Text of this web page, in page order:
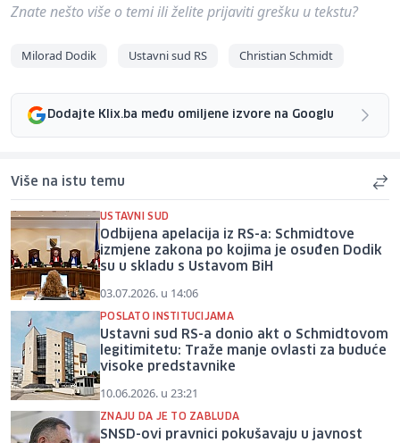
Znate nešto više o temi ili želite prijaviti grešku u tekstu?
Milorad Dodik Ustavni sud RS Christian Schmidt
Dodajte Klix.ba među omiljene izvore na Googlu
Više na istu temu
USTAVNI SUD
Odbijena apelacija iz RS-a: Schmidtove
izmjene zakona po kojima je osuđen Dodik
su u skladu s Ustavom BiH
03.07.2026. u 14:06
POSLATO INSTITUCIJAMA
Ustavni sud RS-a donio akt o Schmidtovom
legitimitetu: Traže manje ovlasti za buduće
visoke predstavnike
10.06.2026. u 23:21
ZNAJU DA JE TO ZABLUDA
SNSD-ovi pravnici pokušavaju u javnost